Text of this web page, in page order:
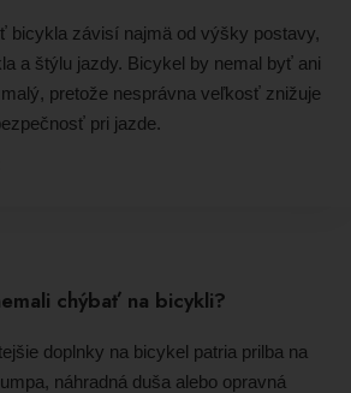
bicykla závisí najmä od výšky postavy,
a štýlu jazdy. Bicykel by nemal byť ani
pretože nesprávna veľkosť znižuje
pri jazde.
chýbať na bicykli?
doplnky na bicykel patria prilba na
náhradná duša alebo opravná